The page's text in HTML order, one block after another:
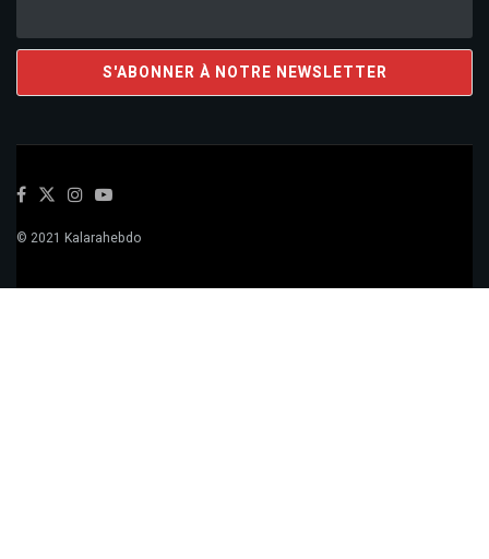
© 2021 Kalarahebdo